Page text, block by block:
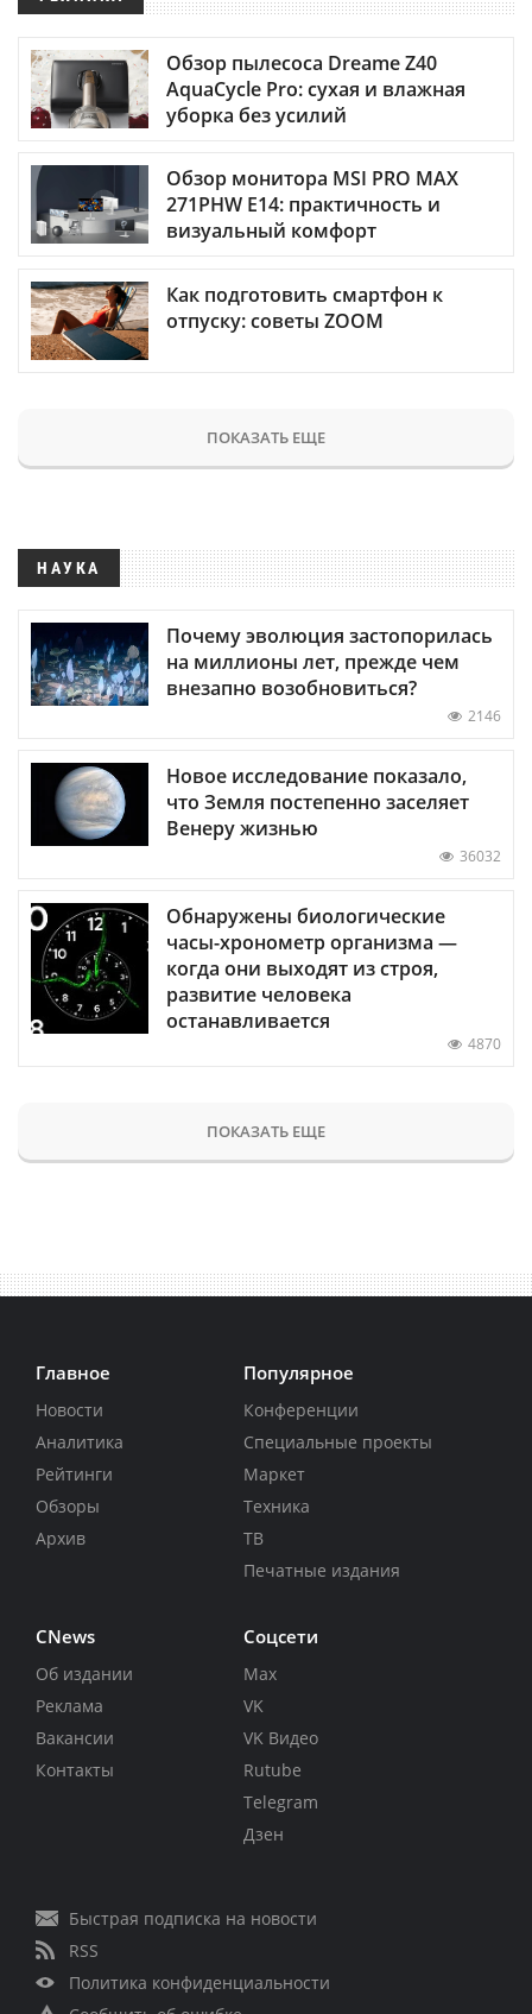
Обзор пылесоса Dreame Z40
AquaCycle Pro: сухая и влажная
уборка без усилий
Обзор монитора MSI PRO MAX
271PHW E14: практичность и
визуальный комфорт
Как подготовить смартфон к
отпуску: советы ZOOM
ПОКАЗАТЬ ЕЩЕ
НАУКА
Почему эволюция застопорилась
на миллионы лет, прежде чем
внезапно возобновиться?
2146
Новое исследование показало,
что Земля постепенно заселяет
Венеру жизнью
36032
Обнаружены биологические
часы-хронометр организма —
когда они выходят из строя,
развитие человека
останавливается
4870
ПОКАЗАТЬ ЕЩЕ
Главное
Новости
Аналитика
Рейтинги
Обзоры
Архив
Популярное
Конференции
Специальные проекты
Маркет
Техника
ТВ
Печатные издания
CNews
Об издании
Реклама
Вакансии
Контакты
Соцсети
Max
VK
VK Видео
Rutube
Telegram
Дзен
Быстрая подписка на новости
RSS
Политика конфиденциальности